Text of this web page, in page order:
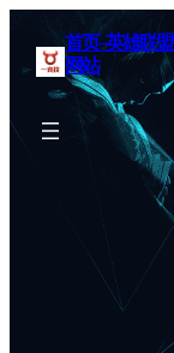
首页–英雄联
网站